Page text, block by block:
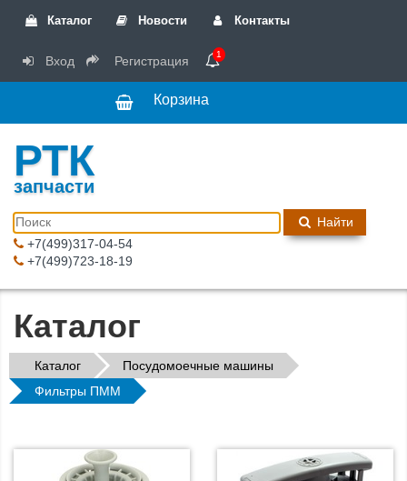
Каталог Новости Контакты
Вход Регистрация 1
Корзина
РТК
запчасти
Найти
+7(499)317-04-54
+7(499)723-18-19
Каталог
Каталог
Посудомоечные машины
Фильтры ПММ